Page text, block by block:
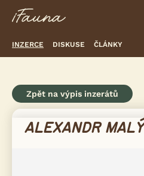
INZERCE DISKUSE ČLÁNKY
Zpět na výpis inzerátů
ALEXANDR MALÝ